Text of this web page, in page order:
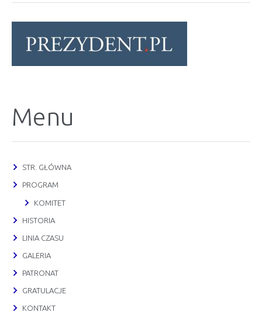
Menu
STR. GŁÓWNA
PROGRAM
KOMITET
HISTORIA
LINIA CZASU
GALERIA
PATRONAT
GRATULACJE
KONTAKT